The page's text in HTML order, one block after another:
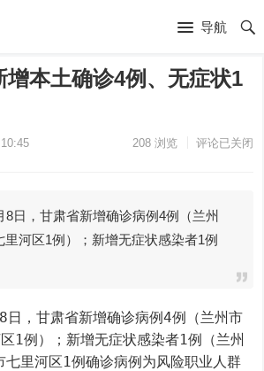
导航
增本土确诊4例、无症状1
208浏览 评论已关闭
8日，甘肃省新增确诊病例4例（兰州
里河区1例）；新增无症状感染者1例
1例）；新增无症状感染者1例（兰州
七里河区1例确诊病例为风险职业人群